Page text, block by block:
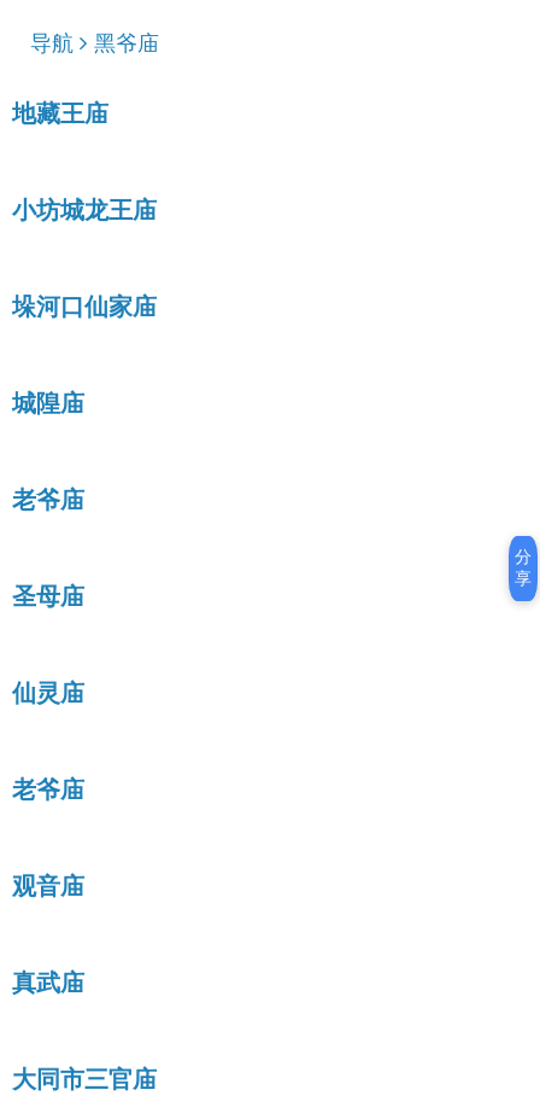
导航 黑爷庙
地藏王庙
小坊城龙王庙
垛河口仙家庙
城隍庙
老爷庙
圣母庙
仙灵庙
老爷庙
观音庙
真武庙
大同市三官庙
分
享